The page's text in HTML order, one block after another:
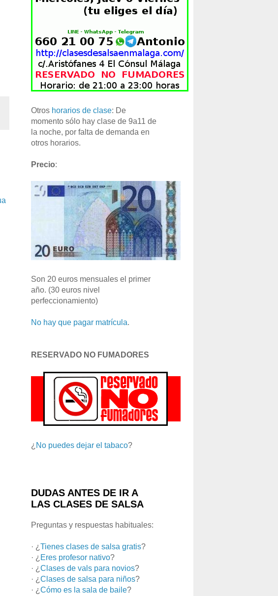
Otros horarios de clase: De
momento sólo hay clase de 9a11 de
la noche, por falta de demanda en
otros horarios.
Precio:
Son 20 euros mensuales el primer
año. (30 euros nivel
perfeccionamiento)
No hay que pagar matrícula.
RESERVADO NO FUMADORES
¿ No puedes dejar el tabaco?
DUDAS ANTES DE IR A
LAS CLASES DE SALSA
Preguntas y respuestas habituales:
· ¿ Tienes clases de salsa gratis?
· ¿ Eres profesor nativo?
· ¿ Clases de vals para novios?
· ¿ Clases de salsa para niños?
· ¿ Cómo es la sala de baile?